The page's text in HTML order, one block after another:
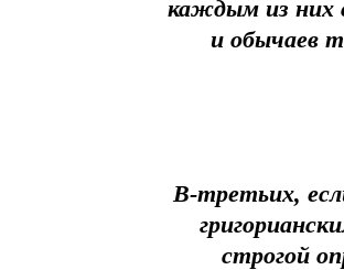
каждым из них
и обычаев
В-третьих,
строгой